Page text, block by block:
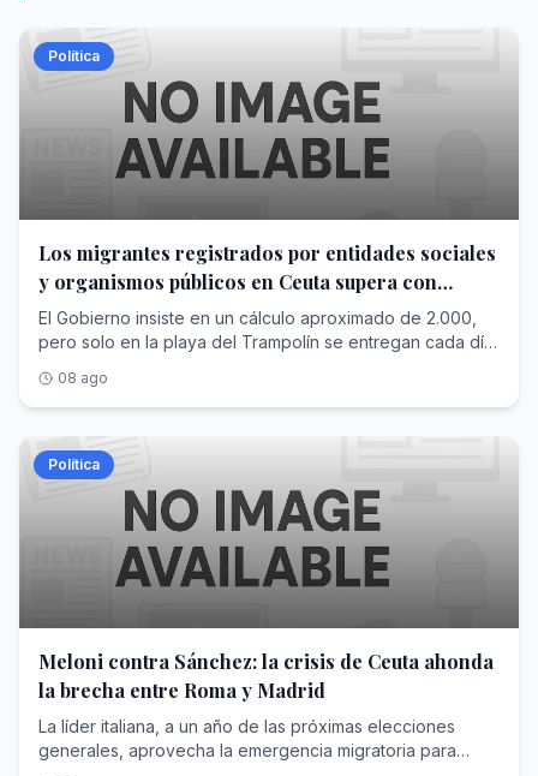
Política
Los migrantes registrados por entidades sociales
y organismos públicos en Ceuta supera con
creces las cifras de Interior
El Gobierno insiste en un cálculo aproximado de 2.000,
pero solo en la playa del Trampolín se entregan cada día
08 ago
Política
Meloni contra Sánchez: la crisis de Ceuta ahonda
la brecha entre Roma y Madrid
La líder italiana, a un año de las próximas elecciones
generales, aprovecha la emergencia migratoria para